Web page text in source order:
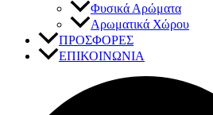
Φυσικά Αρώματα
Αρωματικά Χώρου
ΠΡΟΣΦΟΡΕΣ
ΕΠΙΚΟΙΝΩΝΙΑ